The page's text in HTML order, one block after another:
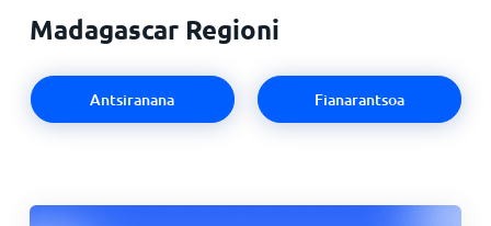
Madagascar Regioni
Antsiranana Fianarantsoa